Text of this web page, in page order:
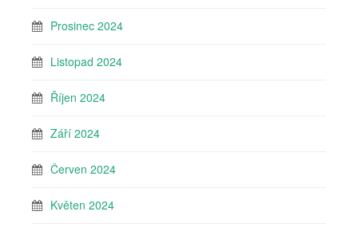
Prosinec 2024
Listopad 2024
Říjen 2024
Září 2024
Červen 2024
Květen 2024